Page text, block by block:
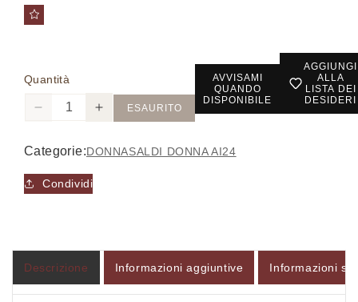
Quantità
Diminuisci
per
10060937
-
TIFFOSI
WOMAN
Aumenta
per
TIFFOSI
WOMAN
ESAURITO
AVVISAMI
QUANDO
DISPONIBILE
AGGIUNGI
ALLA
LISTA DEI
DESIDERI
Categorie:DONNASALDI DONNA AI24
Condividi
Descrizione Informazioni aggiuntive Informazioni
Accedi al tuo account per aggiungere prodotti alla
tua lista dei desideri e visualizzare gli articoli
salvati in precedenza.